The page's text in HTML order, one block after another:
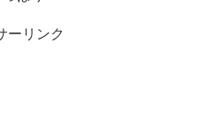
ーリンク